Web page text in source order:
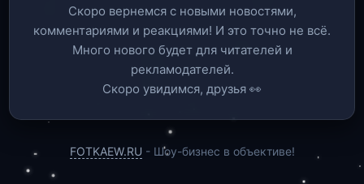
Скоро вернемся c новыми новостями,
комментариями и реакциями! И это точно не всё.
Много нового будет для читателей и
рекламодателей.
Скоро увидимся, друзья 👀
FOTKAEW.RU - Шоу-бизнес в объективе!